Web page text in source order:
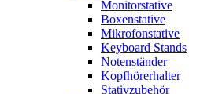
Monitorstative
Boxenstative
Mikrofonstative
Keyboard Stands
Notenständer
Kopfhörerhalter
Stativzubehör